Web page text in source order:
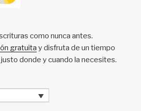
como nunca antes.
gratuita y disfruta de un tiempo
donde y cuando la necesites.